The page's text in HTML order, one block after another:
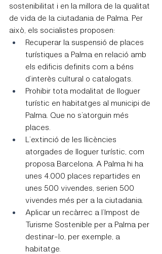
sostenibilitat i en la millora de la qualitat
de vida de la ciutadania de Palma. Per
això, els socialistes proposen:
Recuperar la suspensió de places
turístiques a Palma en relació amb
els edificis definits com a béns
d’interès cultural o catalogats.
Prohibir tota modalitat de lloguer
turístic en habitatges al municipi de
Palma. Que no s’atorguin més
places.
L’extinció de les llicències
atorgades de lloguer turístic, com
proposa Barcelona. A Palma hi ha
unes 4.000 places repartides en
unes 500 vivendes, serien 500
vivendes més per a la ciutadania.
Aplicar un recàrrec a l’Impost de
Turisme Sostenible per a Palma per
destinar-lo, per exemple, a
habitatge.